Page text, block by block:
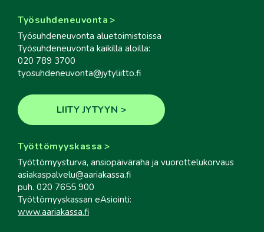
Työsuhdeneuvonta
Työsuhdeneuvonta aluetoimistoissa
Työsuhdeneuvonta kaikilla aloilla:
020 789 3700
tyosuhdeneuvonta@jytyliitto.fi
LIITY JYTYYN
Työttömyyskassa
Työttömyysturva, ansiopäiväraha ja vuorottelukorvaus
asiakaspalvelu@aariakassa.fi
puh. 020 7655 900
Työttömyyskassan eAsiointi:
www.aariakassa.fi